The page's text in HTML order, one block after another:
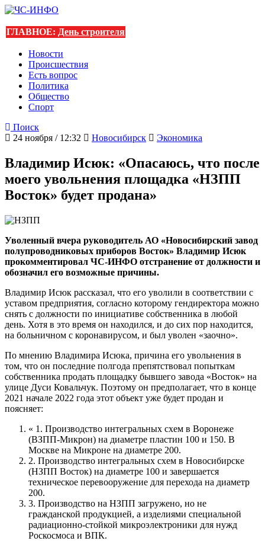
ГЛАВНОЕ: День строителя
Новости
Происшествия
Есть вопрос
Политика
Общество
Спорт
Поиск
24 ноября / 12:32
Новосибирск Экономика
Владимир Исюк: «Опасаюсь, что после
моего увольнения площадка «НЗПП
Восток» будет продана»
Уволенный вчера руководитель АО «Новосибирский завод
полупроводниковых приборов Восток» Владимир Исюк
прокомментировал ЧС-ИНФО отстранение от должности и
обозначил его возможные причины.
Владимир Исюк рассказал, что его уволили в соответствии с
уставом предприятия, согласно которому гендиректора можно
снять с должности по инициативе собственника в любой
день. Хотя в это время он находился, и до сих пор находится,
на больничном с коронавирусом, и был уволен «заочно».
По мнению Владимира Исюка, причина его увольнения в
том, что он последние полгода препятствовал попыткам
собственника продать площадку бывшего завода «Восток» на
улице Дуси Ковальчук. Поэтому он предполагает, что в конце
2021 начале 2022 года этот объект уже будет продан и
поясняет:
« 1. Производство интегральных схем в Воронеже
(ВЗПП-Микрон) на диаметре пластин 100 и 150. В
Москве на Микроне на диаметре 200.
2. Производство интегральных схем в Новосибирске
(НЗПП Восток) на диаметре 100 и завершается
техническое перевооружение для перехода на диаметр
200.
3. Производство на НЗПП загружено, но не
гражданской продукцией, а изделиями специальной
радиационно-стойкой микроэлектроники для нужд
Роскосмоса и ВПК.